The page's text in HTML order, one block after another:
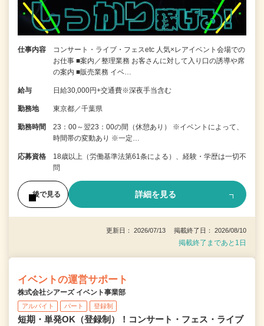
仕事内容
コンサート・ライブ・フェスetc 人気×レアイベント会場での
お仕事 ■案内／整理業務 お客さんに対して入り口の誘導や席
の案内 ■販売業務 イベ…
給与 日給30,000円+交通費※深夜手当含む
勤務地 東京都／千葉県
勤務時間
23：00～翌23：00の間（休憩あり） ※イベントによって、
時間帯の変動あり ※一定…
応募資格
18歳以上（労働基準法第61条による）、経験・学歴は一切不
問
後で見る 詳細を見る
更新日： 2026/07/13 掲載終了日： 2026/08/10
掲載終了まであと1日
イベントの運営サポート
株式会社シアーズ イベント事業部
アルバイト パート 登録制
短期・単発OK（登録制）！コンサート・フェス・ライブ